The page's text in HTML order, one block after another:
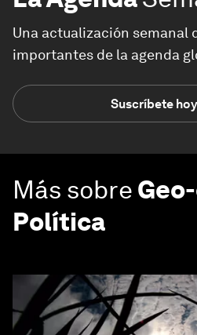
Una actualización semanal
importantes de la agenda
Suscríbete hoy
Más sobre
Política